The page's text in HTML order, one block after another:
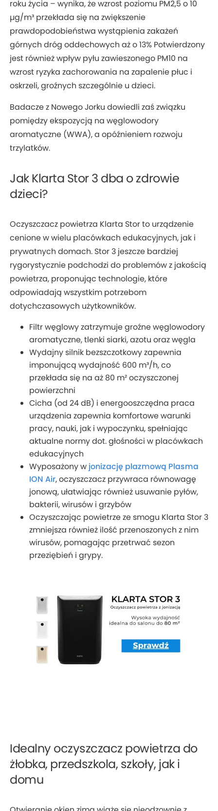
roku życia – wynika, że wzrost poziomu PM2,5 o 10
µg/m³ przekłada się na zwiększenie
prawdopodobieństwa wystąpienia zakażeń
górnych dróg oddechowych aż o 13% Potwierdzony
jest również wpływ pyłu zawieszonego PM10 na
wzrost ryzyka zachorowania na zapalenie płuc i
oskrzeli, groźnych szczególnie u dzieci.
Badacze z Nowego Jorku dowiedli zaś związku
pomiędzy ekspozycją na węglowodory
aromatyczne (WWA), a opóźnieniem rozwoju
trzylatków.
Jak Klarta Stor 3 dba o zdrowie
dzieci?
Oczyszczacz powietrza Klarta Stor to urządzenie
cenione w wielu placówkach edukacyjnych, jak i
prywatnych domach. Stor 3 jeszcze bardziej
rygorystycznie podchodzi do problemów z jakością
powietrza, proponując technologie, które
odpowiadają wszystkim potrzebom
dotychczasowych użytkowników.
Filtr węglowy zatrzymuje groźne węglowodory
aromatyczne, tlenki siarki, azotu oraz węgla
Wydajny silnik bezszczotkowy zapewnia
imponującą wydajność 600 m³/h, co
przekłada się na aż 80 m² oczyszczonej
powierzchni
Cicha (od 24 dB) i energooszczędna praca
urządzenia zapewnia komfortowe warunki
pracy, nauki, jak i wypoczynku, spełniając
aktualne normy dot. głośności w placówkach
edukacyjnych
Wyposażony w jonizację plazmową Plasma
ION Air, oczyszczacz przywraca równowagę
jonową, ułatwiając również usuwanie pyłów,
bakterii, wirusów i grzybów
Oczyszczając powietrze ze smogu Klarta Stor 3
zmniejsza również ilość przenoszonych z nim
wirusów, pomagając przetrwać sezon
przeziębień i grypy.
Idealny oczyszczacz powietrza do
żłobka, przedszkola, szkoły, jak i
domu